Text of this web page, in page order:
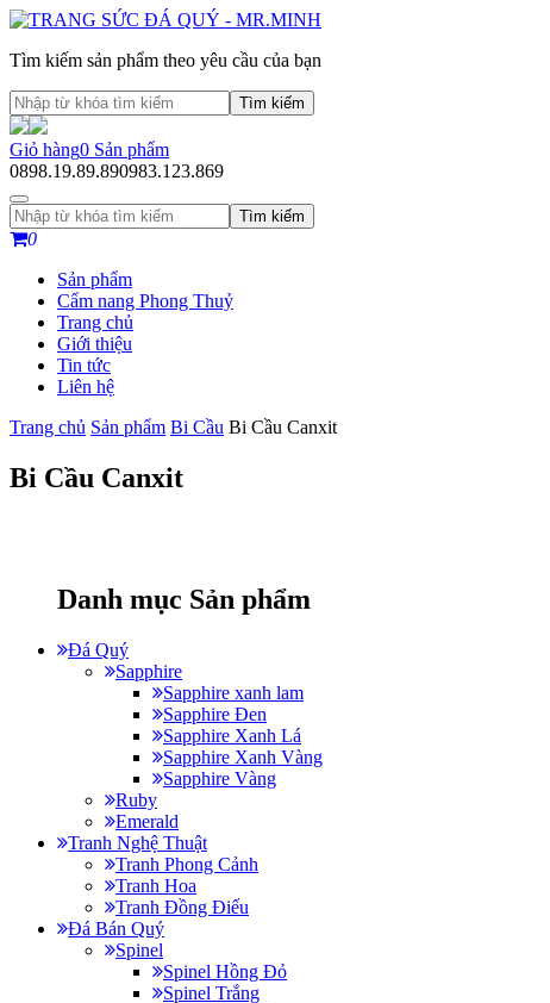
Tìm kiếm sản phẩm theo yêu cầu của bạn
Tìm kiếm
Giỏ hàng0 Sản phẩm
0898.19.89.890983.123.869
Tìm kiếm
0
Sản phẩm
Cẩm nang Phong Thuỷ
Trang chủ
Giới thiệu
Tin tức
Liên hệ
Trang chủ Sản phẩm Bi Cầu Bi Cầu Canxit
Bi Cầu Canxit
Danh mục Sản phẩm
Đá Quý
Sapphire
Sapphire xanh lam
Sapphire Đen
Sapphire Xanh Lá
Sapphire Xanh Vàng
Sapphire Vàng
Ruby
Emerald
Tranh Nghệ Thuật
Tranh Phong Cảnh
Tranh Hoa
Tranh Đồng Điếu
Đá Bán Quý
Spinel
Spinel Hồng Đỏ
Spinel Trắng